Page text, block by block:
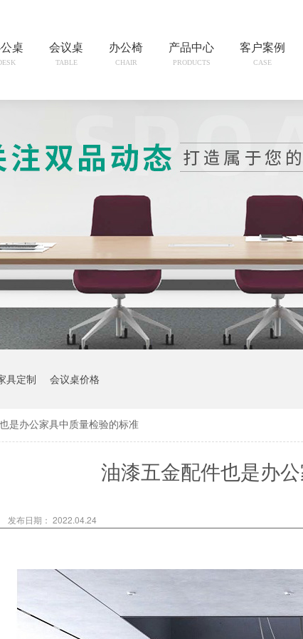
桌 会议桌
TABLE
办公椅
CHAIR
产品中心
PRODUCTS
客户案例
CASE
具定制 会议桌价格
是办公家具中质量检验的标准
油漆五金配件也是办
发布日期： 2022.04.24